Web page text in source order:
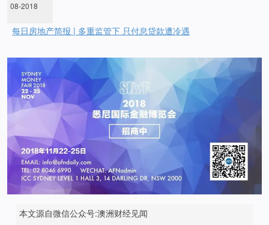
08-2018
每日房地产简报 | 多重监管下 只付息贷款遭冷遇
本文源自微信公众号:澳洲财经见闻